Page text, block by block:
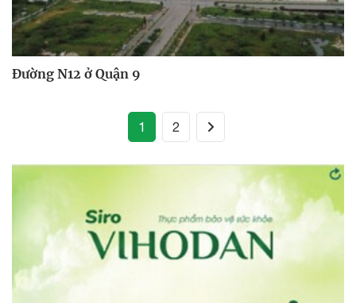
Đường N12 ở Quận 9
1 (current)
2